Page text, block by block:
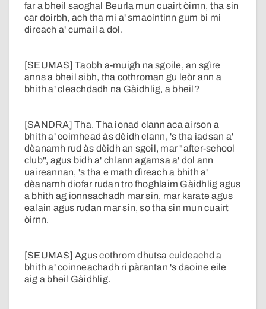
far a bheil saoghal Beurla mun cuairt òirnn, tha sin
car doirbh, ach tha mi a' smaointinn gum bi mi
dìreach a' cumail a dol.
[SEUMAS] Taobh a-muigh na sgoile, an sgìre
anns a bheil sibh, tha cothroman gu leòr ann a
bhith a' cleachdadh na Gàidhlig, a bheil?
[SANDRA] Tha. Tha ionad clann aca airson a
bhith a' coimhead às dèidh clann, 's tha iadsan a'
dèanamh rud às dèidh an sgoil, mar "after-school
club", agus bidh a' chlann agamsa a' dol ann
uaireannan, 's tha e math dìreach a bhith a'
dèanamh diofar rudan tro fhoghlaim Gàidhlig agus
a bhith ag ionnsachadh mar sin, mar karate agus
ealain agus rudan mar sin, so tha sin mun cuairt
òirnn.
[SEUMAS] Agus cothrom dhutsa cuideachd a
bhith a' coinneachadh ri pàrantan 's daoine eile
aig a bheil Gàidhlig.